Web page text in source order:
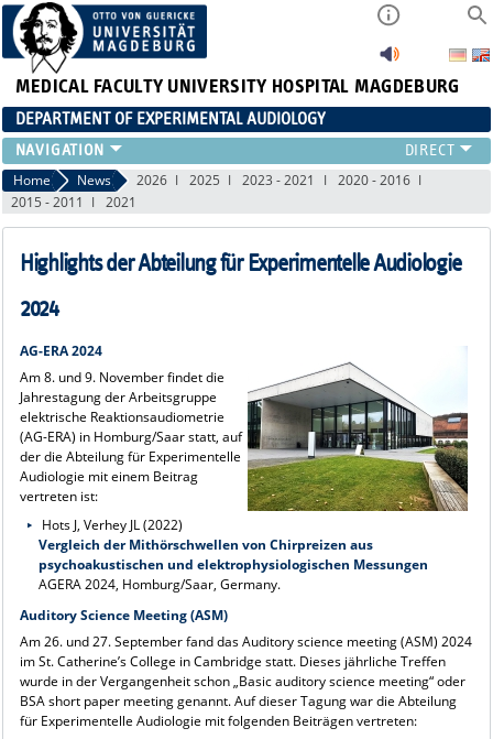
MEDICAL FACULTY UNIVERSITY HOSPITAL MAGDEBURG
DEPARTMENT OF EXPERIMENTAL AUDIOLOGY
STAFF
PUBLICATIONS
TEACHING
RESEARCH
NEWS
Home News 2026 2025 2023 - 2021
2020 - 2016
2015 - 2011
2021
Highlights der Abteilung für Experimentelle Audiologie
2024
AG-ERA 2024
Am 8. und 9. November findet die
Jahrestagung der Arbeitsgruppe
elektrische Reaktionsaudiometrie
(AG-ERA) in Homburg/Saar statt, auf
der die Abteilung für Experimentelle
Audiologie mit einem Beitrag
vertreten ist:
Hots J, Verhey JL (2022)
Vergleich der Mithörschwellen von Chirpreizen aus
psychoakustischen und elektrophysiologischen Messungen
AGERA 2024, Homburg/Saar, Germany.
Auditory Science Meeting (ASM)
Am 26. und 27. September fand das Auditory science meeting (ASM) 2024
im St. Catherine’s College in Cambridge statt. Dieses jährliche Treffen
wurde in der Vergangenheit schon „Basic auditory science meeting“ oder
BSA short paper meeting genannt. Auf dieser Tagung war die Abteilung
für Experimentelle Audiologie mit folgenden Beiträgen vertreten: